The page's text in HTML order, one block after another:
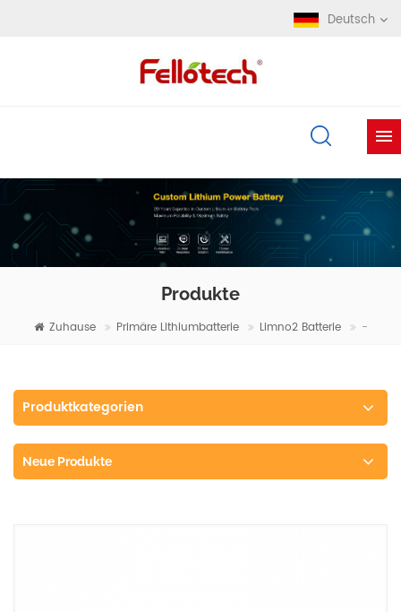
Deutsch
Produkte
Zuhause Primäre Lithiumbatterie Limno2 Batterie -
Produktkategorien
Neue Produkte